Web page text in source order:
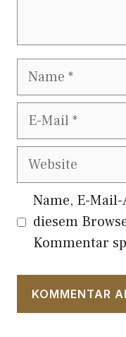
Name
E-
Website
Name, E-
diesem
Kommentar